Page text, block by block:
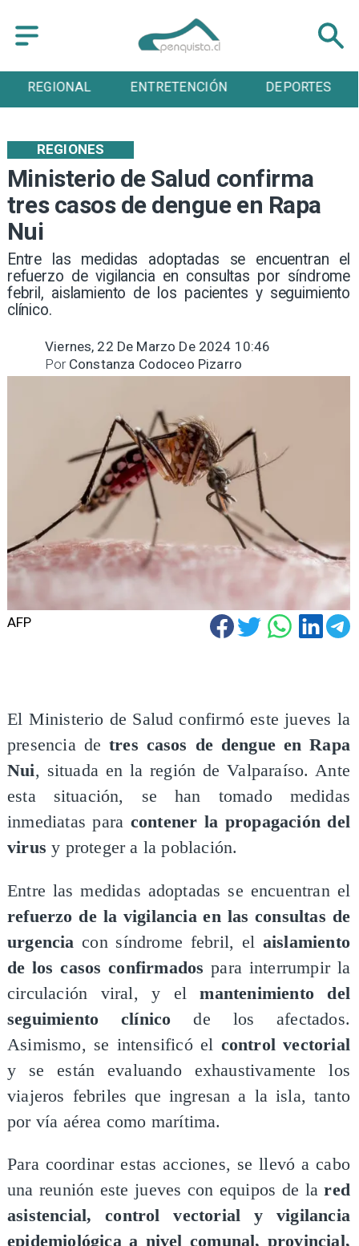
REGIONAL ENTRETENCIÓN DEPORTES
Ministerio de Salud confirma
tres casos de dengue en Rapa
Nui
​Entre las medidas adoptadas se encuentran el
refuerzo de vigilancia en consultas por síndrome
febril, aislamiento de los pacientes y seguimiento
clínico.
REGIONES
Viernes, 22 De Marzo De 2024 10:46
Constanza Codoceo Pizarro
Por
AFP
​El Ministerio de Salud confirmó este jueves la
presencia de tres casos de dengue en Rapa
Nui, situada en la región de Valparaíso. Ante
esta situación, se han tomado medidas
inmediatas para contener la propagación del
virusy proteger a la población.
​Entre las medidas adoptadas se encuentran el
refuerzo de la vigilancia en las consultas de
urgencia con síndrome febril, el aislamiento
de los casos confirmados para interrumpir la
circulación viral, y elmantenimiento del
seguimiento clínico de los afectados.
Asimismo, se intensificó el control vectorial
y se están evaluando exhaustivamente los
viajeros febriles que ingresan a la isla, tanto
por vía aérea como marítima.
​Para coordinar estas acciones, se llevó a cabo
una reunión este jueves con equipos de lared
asistencial, control vectorial y vigilancia
epidemiológica a nivel comunal, provincial,